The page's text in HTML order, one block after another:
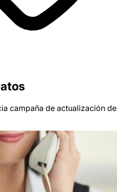
campaña de actualización de